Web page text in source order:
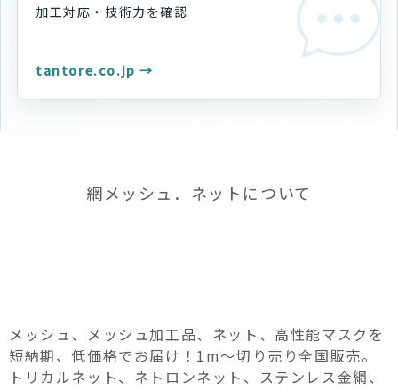
加工対応・技術力を確認
tantore.co.jp →
網メッシュ．ネットについて
メッシュ、メッシュ加工品、ネット、高性能マスクを
短納期、低価格でお届け！1m～切り売り全国販売。
トリカルネット、ネトロンネット、ステンレス金網、